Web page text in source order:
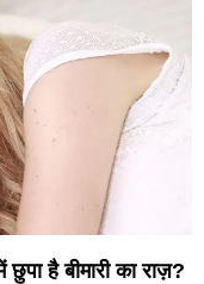
है बीमारी का राज़?